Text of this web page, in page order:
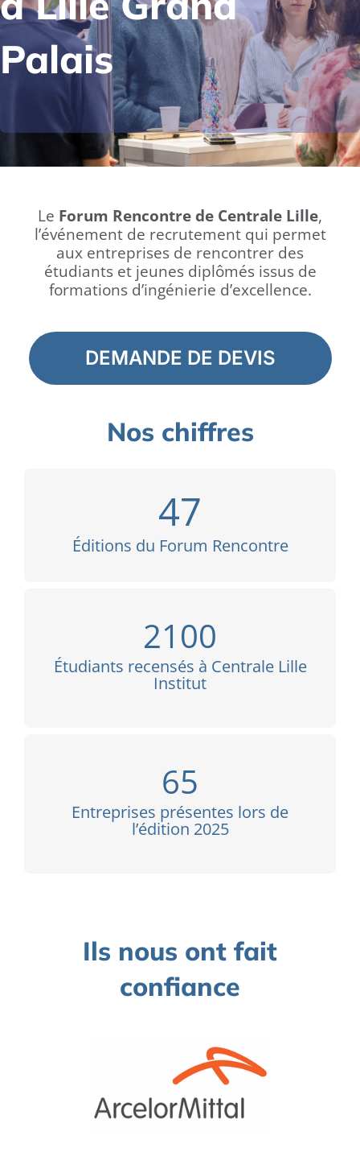
Palais
Le Forum Rencontre de Centrale Lille,
l’événement de recrutement qui permet
aux entreprises de rencontrer des
étudiants et jeunes diplômés issus de
formations d’ingénierie d’excellence.
DEMANDE DE DEVIS
Nos chiffres
47
Éditions du Forum Rencontre
2100
Étudiants recensés à Centrale Lille
Institut
65
Entreprises présentes lors de
l’édition 2025
Ils nous ont fait
confiance